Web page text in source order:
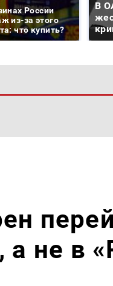
России
из-за этого
что купить?
В
а не в